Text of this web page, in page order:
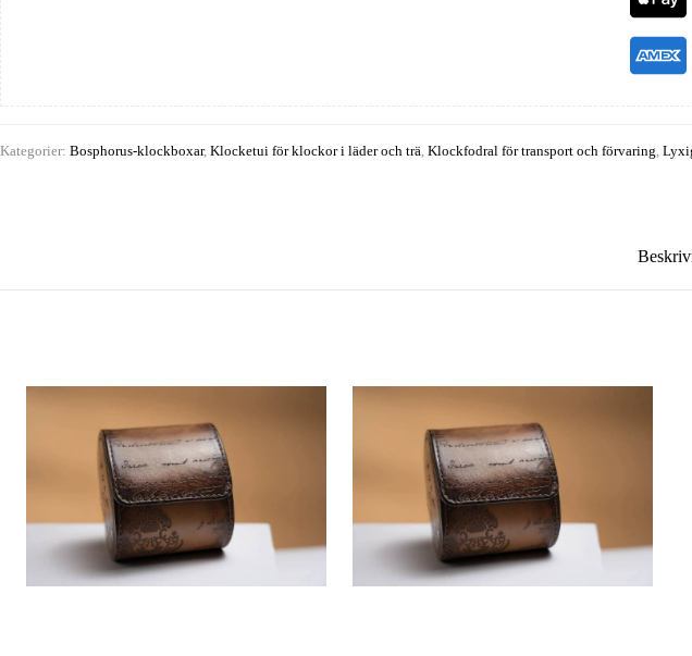
Kategorier: Bosphorus-klockboxar, Klocketui för klockor i läder och trä Klockfodral för transport och förvaring